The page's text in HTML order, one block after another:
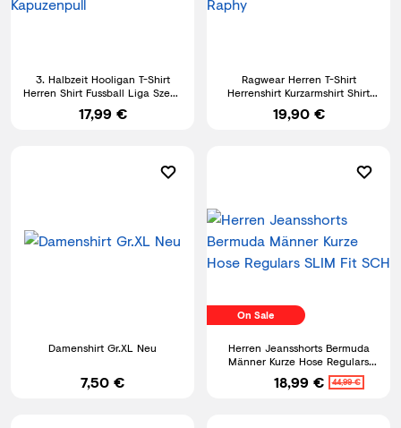
3. Halbzeit Hooligan T-Shirt
Herren Shirt Fussball Liga Szene
Hoodie Kapuzenpull
17,99 €
Ragwear Herren T-Shirt
Herrenshirt Kurzarmshirt Shirt
Oberteil Tee vegan Raphy
19,90 €
Damenshirt Gr.XL Neu
7,50 €
On Sale
Herren Jeansshorts Bermuda
Männer Kurze Hose Regulars
SLIM Fit SCH
18,99 € 44,99 €